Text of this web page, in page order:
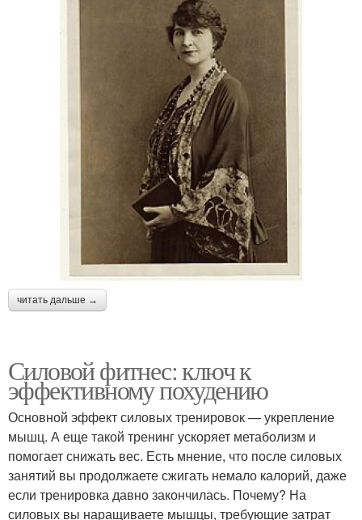
читать дальше →
Силовой фитнес: ключ к
эффективному похудению
Основной эффект силовых тренировок — укрепление
мышц. А еще такой тренинг ускоряет метаболизм и
помогает снижать вес. Есть мнение, что после силовых
занятий вы продолжаете сжигать немало калорий, даже
если тренировка давно закончилась. Почему? На
силовых вы наращиваете мышцы, требующие затрат